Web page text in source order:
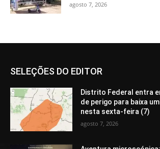
agosto 7, 2026
SELEÇÕES DO EDITOR
Distrito Federal entra
de perigo para baixa
nesta sexta-feira (7)
agosto 7, 2026